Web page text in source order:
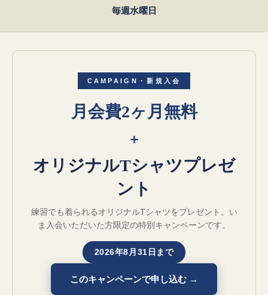
毎週水曜日
CAMPAIGN・新規入会
月会費2ヶ月無料
＋
オリジナルTシャツプレゼ
ント
練習でも着られるオリジナルTシャツをプレゼント。い
ま入会いただいた方限定の特別キャンペーンです。
2026年8月31日まで
このキャンペーンで申し込む →